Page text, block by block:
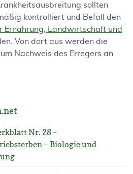
sollten
kontrolliert und Befall den
Ernährung, Landwirtschaft und
Von dort aus werden die
Nachweis des Erregers an
Nr. 28 –
– Biologie und